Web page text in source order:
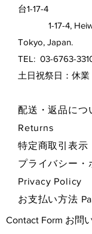
台1-17-4
1-17-4,
Tokyo, Japan.
TEL: 03-6763-
​土日祝祭日：休業
配送・返品につ
Returns
特定商取引表示
プライバシー・
Privacy Policy
お支払い方法
Contact Form お問